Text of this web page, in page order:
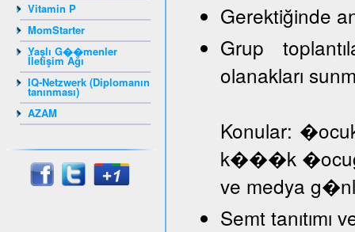
Vitamin P
MomStarter
Yaşlı G��menler
İletişim Ağı
IQ-Netzwerk (Diplomanın
tanınması)
AZAM
Gerektiğinde
Grup
olanakları
Konular:
k���k
ve medya
Semt